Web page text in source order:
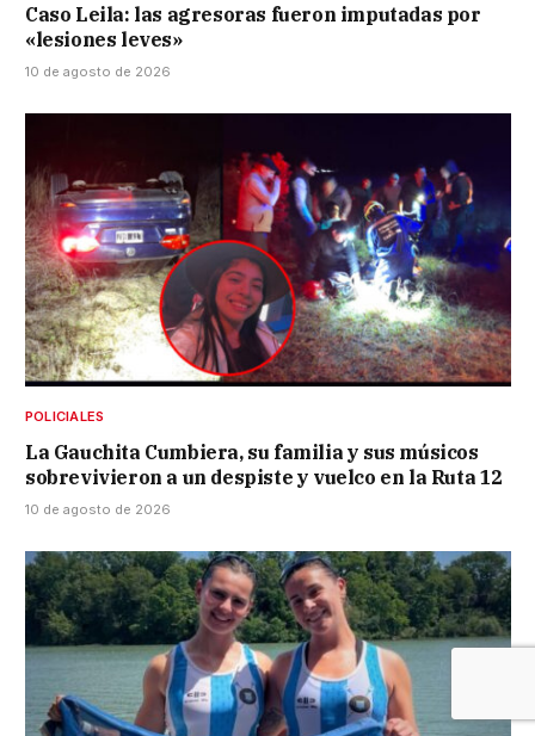
Caso Leila: las agresoras fueron imputadas por
«lesiones leves»
10 de agosto de 2026
POLICIALES
La Gauchita Cumbiera, su familia y sus músicos
sobrevivieron a un despiste y vuelco en la Ruta 12
10 de agosto de 2026